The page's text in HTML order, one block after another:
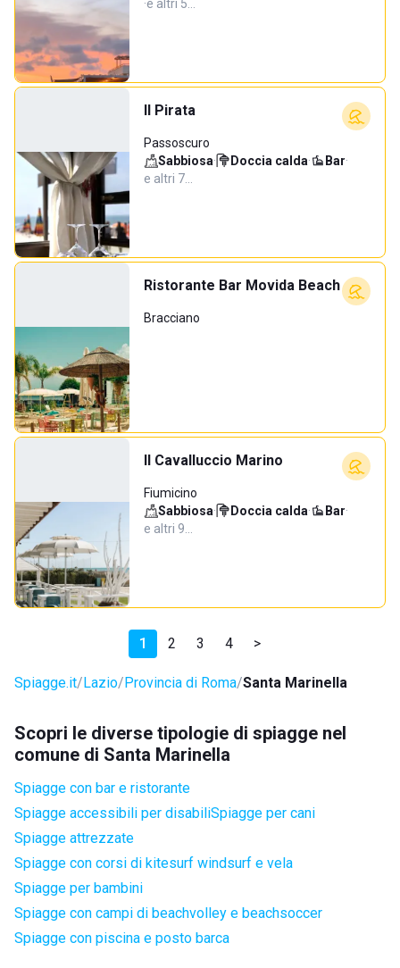
·e altri 5…
Il Pirata
Passoscuro
Sabbiosa· Doccia calda· Bar·
e altri 7…
Ristorante Bar Movida Beach
Bracciano
Il Cavalluccio Marino
Fiumicino
Sabbiosa· Doccia calda· Bar·
e altri 9…
1 2 3 4 >
Spiagge.it Lazio Provincia di Roma Santa Marinella
Scopri le diverse tipologie di spiagge nel
comune di Santa Marinella
Spiagge con bar e ristorante
Spiagge accessibili per disabiliSpiagge per cani
Spiagge attrezzate
Spiagge con corsi di kitesurf windsurf e vela
Spiagge per bambini
Spiagge con campi di beachvolley e beachsoccer
Spiagge con piscina e posto barca